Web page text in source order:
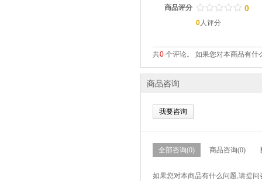
商品评分 / / / / /
. . . . . 0
0人评分
共0 个评论。 如果您对本商品有什
商品咨询
我要咨询
全部咨询(0) 商品咨询(0)
如果您对本商品有什么问题,请提问